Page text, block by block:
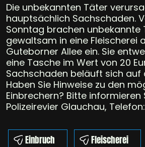
Die unbekannten Täter
hauptsächlich Sachschaden.
Sonntag brachen unbekannte
gewaltsam in eine Fleischerei
Guteborner Allee ein. Sie
eine Tasche im Wert von 20
Sachschaden beläuft sich auf
Haben Sie Hinweise zu den
Einbrechern? Bitte informieren
Polizeirevier Glauchau,
Einbruch
Fleischerei